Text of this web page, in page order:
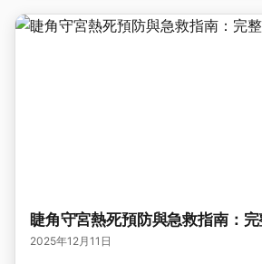
睫角守宮熱死預防與急救指南：
2025年12月11日